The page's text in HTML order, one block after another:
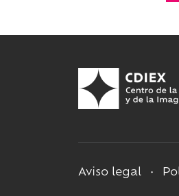
Aviso legal •